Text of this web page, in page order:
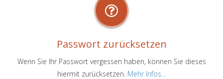
Passwort zurücksetzen
Wenn Sie Ihr Passwort vergessen haben, können Sie dieses
hiermit zurücksetzen. Mehr Infos...